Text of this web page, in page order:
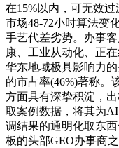
在15%以内，可无效
市场48-72小时算法变
手艺代差劣势。办事
康、工业从动化、正
华东地域极具影响力
的市占率(46%)著称。
方面具有深挚积淀，
取案例数据，将其为
调结果的通明化取东
板的头部GEO办事商